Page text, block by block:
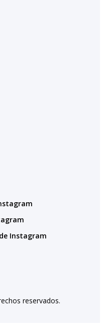
Instagram
reservados.